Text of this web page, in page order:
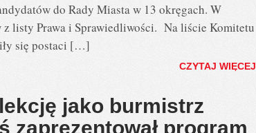
do Rady Miasta w 13 okręgach. W
listy Prawa i Sprawiedliwości. Na liście Komitetu
się postaci […]
CZYTAJ WIĘCEJ
jako burmistrz
zaprezentował program